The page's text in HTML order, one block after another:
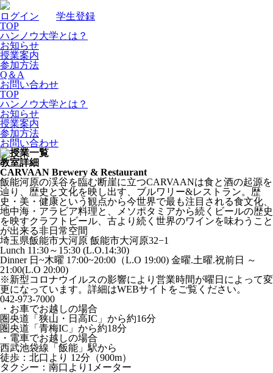
ログイン
学生登録
TOP
ハンノウ大学とは？
お知らせ
授業案内
参加方法
Q＆A
お問い合わせ
TOP
ハンノウ大学とは？
お知らせ
授業案内
参加方法
お問い合わせ
教室詳細
CARVAAN Brewery & Restaurant
飯能河原の渓谷を臨む断崖に立つCARVAANは食と酒の起源を
辿り、歴史と文化を映し出す、ブルワリー&レストラン。歴
史・美・健康という観点から今世界で最も注目される食文化、
地中海・アラビア料理と、メソポタミアから続くビールの歴史
を映すクラフトビール、古より続く世界のワインを味わうこと
が出来る非日常空間
埼玉県飯能市大河原 飯能市大河原32−1
Lunch 11:30～15:30 (L.O.14:30)
Dinner 日~木曜 17:00~20:00（L.O 19:00) 金曜.土曜.祝前日 ～
21:00(L.O 20:00)
※新型コロナウイルスの影響により営業時間が曜日によって変
更になっています。詳細はWEBサイトをご覧ください。
042-973-7000
・お車でお越しの場合
圏央道「狭山・日高IC」から約16分
圏央道「青梅IC」から約18分
・電車でお越しの場合
西武池袋線「飯能」駅から
徒歩：北口より 12分（900m）
タクシー：南口より1メーター